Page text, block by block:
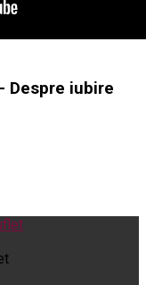
Despre iubire